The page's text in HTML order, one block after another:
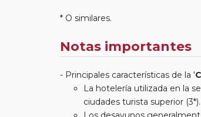
* O similares.
Notas importantes
Principales características de la '
La hotelería utilizada en la
ciudades turista superior (3*).